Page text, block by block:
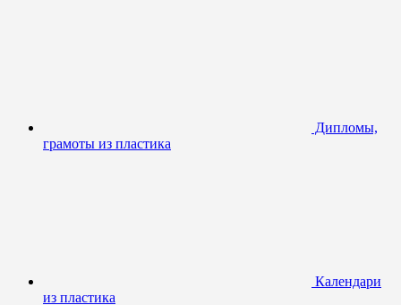
Дипломы,
грамоты из пластика
Календари
из пластика